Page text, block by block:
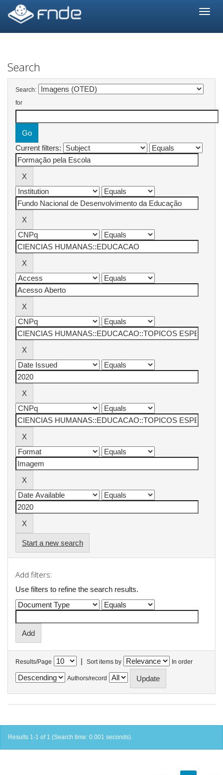
navigation
Search
Search:
for
Current filters:
Start a new search
Add filters:
Use filters to refine the search results.
Results/Page | Sort items by In order
Authors/record
Results 1-1 of 1 (Search time: 0.001 seconds).